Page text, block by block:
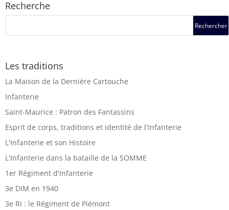
Recherche
Les traditions
La Maison de la Dernière Cartouche
Infanterie
Saint-Maurice : Patron des Fantassins
Esprit de corps, traditions et identité de l'Infanterie
L'Infanterie et son Histoire
L'Infanterie dans la bataille de la SOMME
1er Régiment d'Infanterie
3e DIM en 1940
3e RI : le Régiment de Piémont